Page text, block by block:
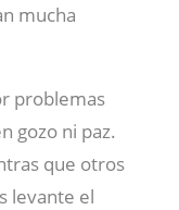
mucha
problemas
gozo ni paz.
que otros
levante el